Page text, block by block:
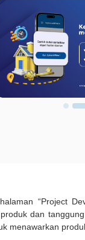
“Project
dan
menawarkan